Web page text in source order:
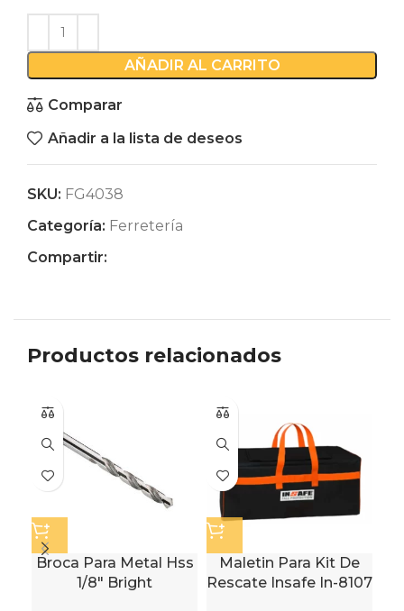
AÑADIR AL CARRITO
Comparar
Añadir a la lista de deseos
SKU: FG4038
Categoría: Ferretería
Compartir:
Productos relacionados
Broca Para Metal Hss
1/8″ Bright
Maletin Para Kit De
Rescate Insafe In-8107